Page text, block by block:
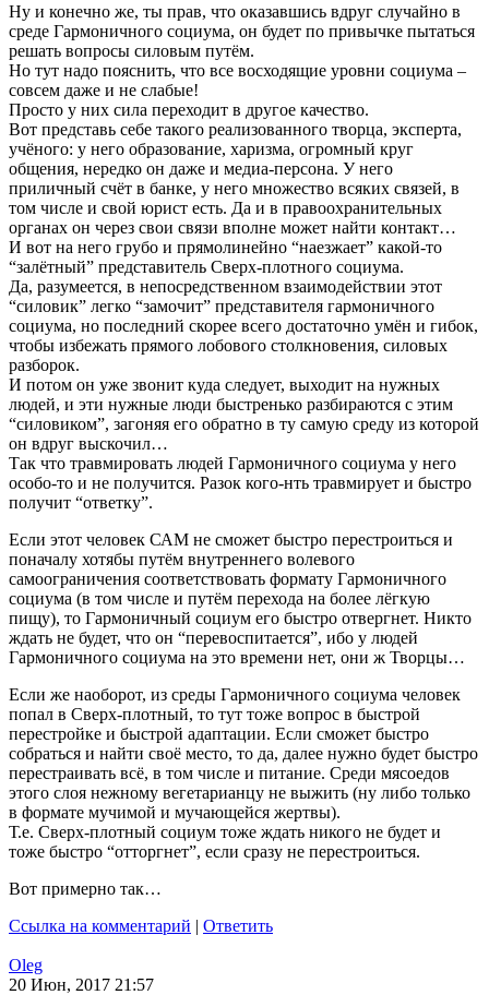
Ну и конечно же, ты прав, что оказавшись вдруг случайно в
среде Гармоничного социума, он будет по привычке пытаться
решать вопросы силовым путём.
Но тут надо пояснить, что все восходящие уровни социума –
совсем даже и не слабые!
Просто у них сила переходит в другое качество.
Вот представь себе такого реализованного творца, эксперта,
учёного: у него образование, харизма, огромный круг
общения, нередко он даже и медиа-персона. У него
приличный счёт в банке, у него множество всяких связей, в
том числе и свой юрист есть. Да и в правоохранительных
органах он через свои связи вполне может найти контакт…
И вот на него грубо и прямолинейно “наезжает” какой-то
“залётный” представитель Сверх-плотного социума.
Да, разумеется, в непосредственном взаимодействии этот
“силовик” легко “замочит” представителя гармоничного
социума, но последний скорее всего достаточно умён и гибок,
чтобы избежать прямого лобового столкновения, силовых
разборок.
И потом он уже звонит куда следует, выходит на нужных
людей, и эти нужные люди быстренько разбираются с этим
“силовиком”, загоняя его обратно в ту самую среду из которой
он вдруг выскочил…
Так что травмировать людей Гармоничного социума у него
особо-то и не получится. Разок кого-нть травмирует и быстро
получит “ответку”.
Если этот человек САМ не сможет быстро перестроиться и
поначалу хотябы путём внутреннего волевого
самоограничения соответствовать формату Гармоничного
социума (в том числе и путём перехода на более лёгкую
пищу), то Гармоничный социум его быстро отвергнет. Никто
ждать не будет, что он “перевоспитается”, ибо у людей
Гармоничного социума на это времени нет, они ж Творцы…
Если же наоборот, из среды Гармоничного социума человек
попал в Сверх-плотный, то тут тоже вопрос в быстрой
перестройке и быстрой адаптации. Если сможет быстро
собраться и найти своё место, то да, далее нужно будет быстро
перестраивать всё, в том числе и питание. Среди мясоедов
этого слоя нежному вегетарианцу не выжить (ну либо только
в формате мучимой и мучающейся жертвы).
Т.е. Сверх-плотный социум тоже ждать никого не будет и
тоже быстро “отторгнет”, если сразу не перестроиться.
Вот примерно так…
Ссылка на комментарий | Ответить
Oleg
20 Июн, 2017 21:57